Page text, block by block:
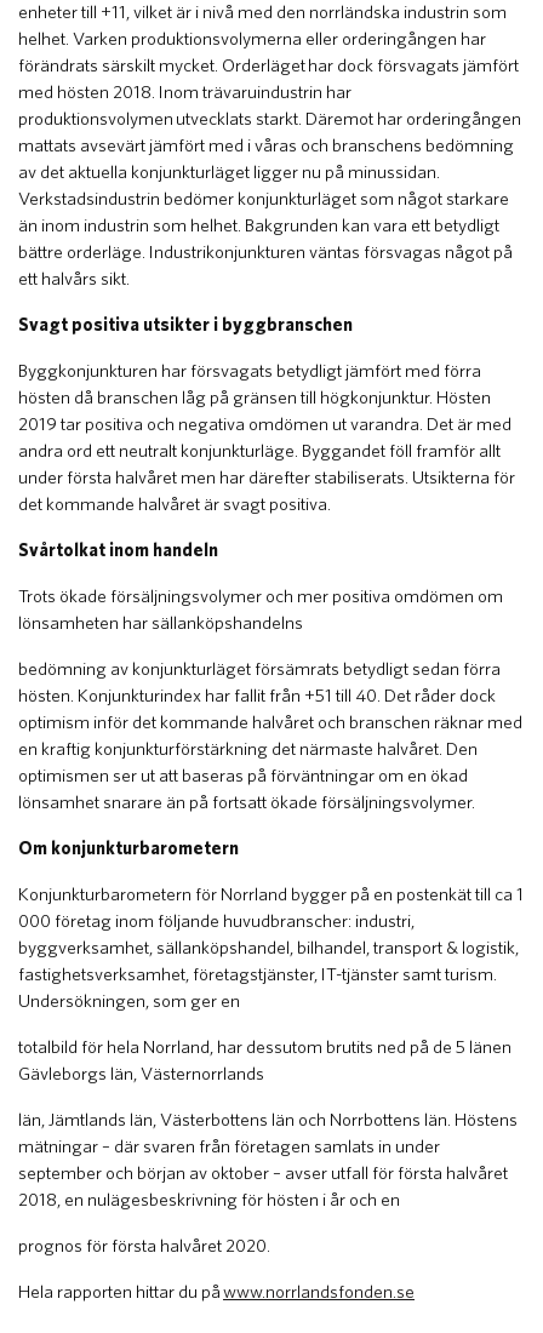
enheter till +11, vilket är i nivå med den norrländska industrin som
helhet. Varken produktionsvolymerna eller orderingången har
förändrats särskilt mycket. Orderläget har dock försvagats jämfört
med hösten 2018. Inom trävaruindustrin har
produktionsvolymen utvecklats starkt. Däremot har orderingången
mattats avsevärt jämfört med i våras och branschens bedömning
av det aktuella konjunkturläget ligger nu på minussidan.
Verkstadsindustrin bedömer konjunkturläget som något starkare
än inom industrin som helhet. Bakgrunden kan vara ett betydligt
bättre orderläge. Industrikonjunkturen väntas försvagas något på
ett halvårs sikt.
Svagt positiva utsikter i byggbranschen
Byggkonjunkturen har försvagats betydligt jämfört med förra
hösten då branschen låg på gränsen till högkonjunktur. Hösten
2019 tar positiva och negativa omdömen ut varandra. Det är med
andra ord ett neutralt konjunkturläge. Byggandet föll framför allt
under första halvåret men har därefter stabiliserats. Utsikterna för
det kommande halvåret är svagt positiva.
Svårtolkat inom handeln
Trots ökade försäljningsvolymer och mer positiva omdömen om
lönsamheten har sällanköpshandelns
bedömning av konjunkturläget försämrats betydligt sedan förra
hösten. Konjunkturindex har fallit från +51 till ±0. Det råder dock
optimism inför det kommande halvåret och branschen räknar med
en kraftig konjunkturförstärkning det närmaste halvåret. Den
optimismen ser ut att baseras på förväntningar om en ökad
lönsamhet snarare än på fortsatt ökade försäljningsvolymer.
Om konjunkturbarometern
Konjunkturbarometern för Norrland bygger på en postenkät till ca 1
000 företag inom följande huvudbranscher: industri,
byggverksamhet, sällanköpshandel, bilhandel, transport & logistik,
fastighetsverksamhet, företagstjänster, IT-tjänster samt turism.
Undersökningen, som ger en
totalbild för hela Norrland, har dessutom brutits ned på de 5 länen
Gävleborgs län, Västernorrlands
län, Jämtlands län, Västerbottens län och Norrbottens län. Höstens
mätningar – där svaren från företagen samlats in under
september och början av oktober – avser utfall för första halvåret
2018, en nulägesbeskrivning för hösten i år och en
prognos för första halvåret 2020.
Hela rapporten hittar du påwww.norrlandsfonden.se